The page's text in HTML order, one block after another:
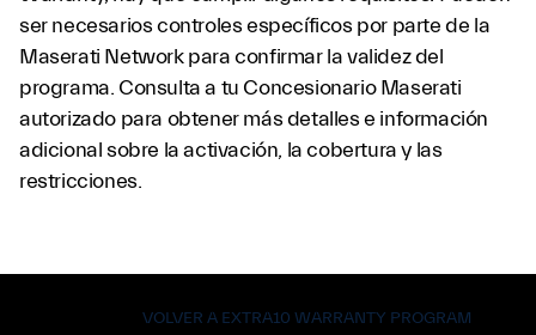
ser necesarios controles específicos por parte de la
Maserati Network para confirmar la validez del
programa. Consulta a tu Concesionario Maserati
autorizado para obtener más detalles e información
adicional sobre la activación, la cobertura y las
restricciones.
VOLVER A EXTRA10 WARRANTY PROGRAM